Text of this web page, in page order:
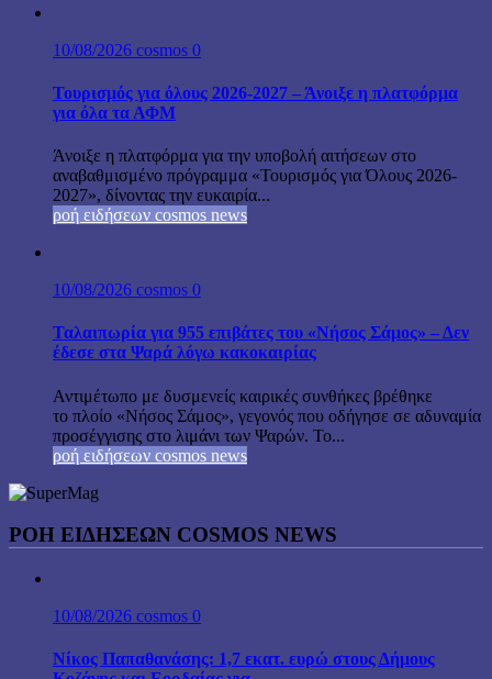
10/08/2026 cosmos 0
Τουρισμός για όλους 2026-2027 – Άνοιξε η πλατφόρμα
για όλα τα ΑΦΜ
Άνοιξε η πλατφόρμα για την υποβολή αιτήσεων στο
αναβαθμισμένο πρόγραμμα «Τουρισμός για Όλους 2026-
2027», δίνοντας την ευκαιρία...
ροή ειδήσεων cosmos news
10/08/2026 cosmos 0
Ταλαιπωρία για 955 επιβάτες του «Νήσος Σάμος» – Δεν
έδεσε στα Ψαρά λόγω κακοκαιρίας
Αντιμέτωπο με δυσμενείς καιρικές συνθήκες βρέθηκε
το πλοίο «Νήσος Σάμος», γεγονός που οδήγησε σε αδυναμία
προσέγγισης στο λιμάνι των Ψαρών. Το...
ροή ειδήσεων cosmos news
ΡΟΉ ΕΙΔΉΣΕΩΝ COSMOS NEWS
10/08/2026 cosmos 0
Νίκος Παπαθανάσης: 1,7 εκατ. ευρώ στους Δήμους